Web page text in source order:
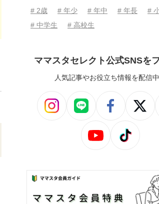
# 2歳
# 年少 # 年中 # 年長
#
# 中学生
# 高校生
ママスタセレクト公式SNSを
人気記事やお役立ち情報を配信中